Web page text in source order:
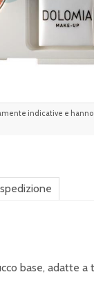
indicative e hanno
base, adatte